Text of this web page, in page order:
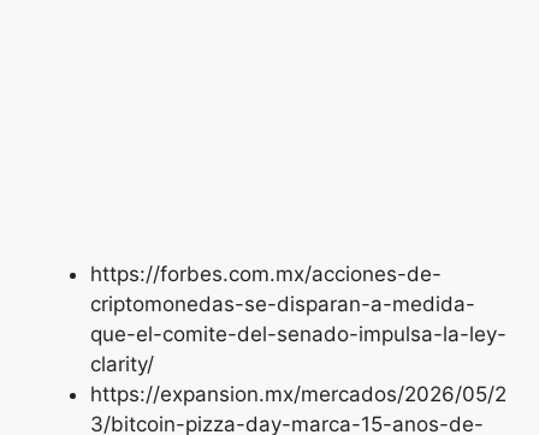
https://forbes.com.mx/acciones-de-
criptomonedas-se-disparan-a-medida-
que-el-comite-del-senado-impulsa-la-ley-
clarity/
https://expansion.mx/mercados/2026/05/2
3/bitcoin-pizza-day-marca-15-anos-de-